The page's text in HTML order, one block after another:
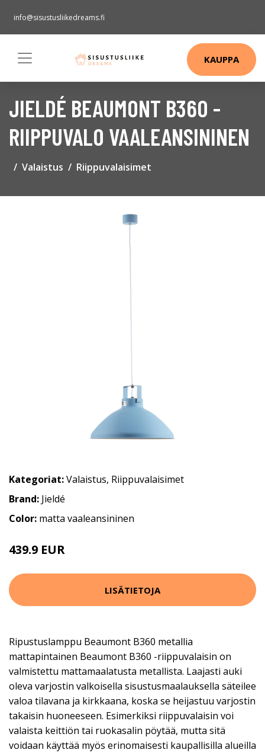
info@sisustusliikedreams.fi
KAUPPA
JIELDÉ BEAUMONT B360 -
RIIPPUVALO VAALEANSININEN
Valaistus Riippuvalaisimet
Kategoriat:Valaistus, Riippuvalaisimet
Brand: Jieldé
Color: matta vaaleansininen
439.9 EUR
LISÄTIETOJA
Ripustuslamppu Beaumont B360 metallia
mattapintainen Beaumont B360 -riippuvalaisin on
valmistettu mattamaalatusta metallista. Laajasti auki
oleva varjostin valkoisella sisustusmaalauksella säteilee
valoa tilavana ja kirkkaana, koska se heijastuu varjostin
takaisin huoneeseen. Esimerkiksi riippuvalaisin voi
valaista keittiön tai ruokasalin pöytää, mutta sitä
voidaan käyttää myös erinomaisesti kaupallisilla alueilla